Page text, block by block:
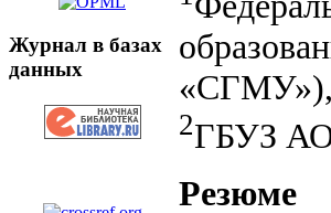
Журнал в базах
данных
«СГМУ»),
2ГБУЗ АО
Резюме